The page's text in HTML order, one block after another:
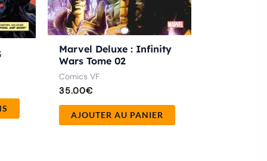
la
page
Marvel Deluxe : Infinity
Wars Tome 02
Comics VF
35.00€
AJOUTER AU PANIER